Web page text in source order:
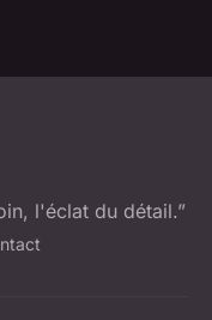
l'éclat du détail.”